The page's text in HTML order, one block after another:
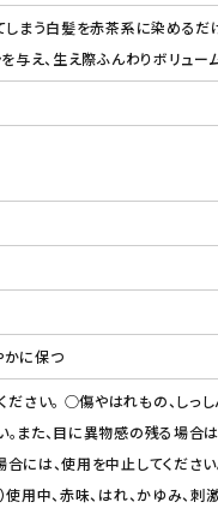
まう白髪を赤茶系に染めるだ
与え、生え際ふんわりボリュ
かに保つ
い。 ○傷やはれもの、しっ
。また、目に異物感の残る場
には、使用を中止してくだ
用中、赤味、はれ、かゆみ、